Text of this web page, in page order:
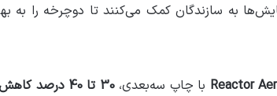
به سازندگان کمک می‌کنند تا دوچرخه را
Reactor با چاپ سه‌بعدی،30 تا 40 درصد کاهش پسار